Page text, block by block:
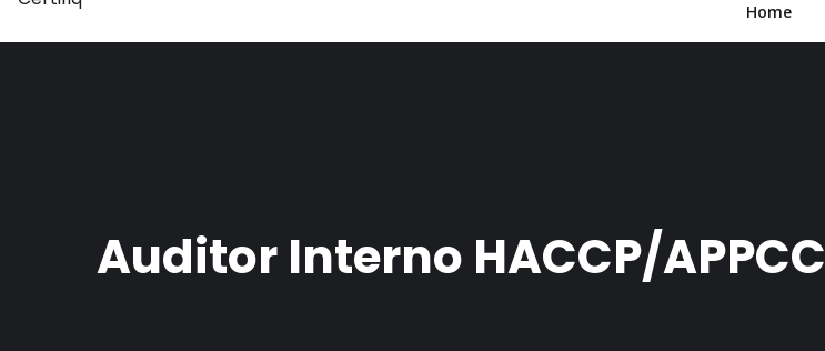
Home
Auditor Interno HACCP/APPCC